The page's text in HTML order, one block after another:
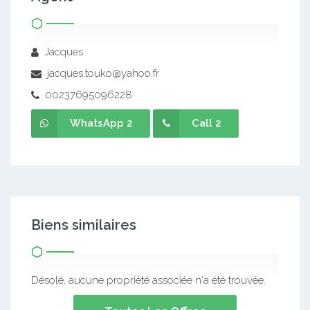
Jacques
jacques.touko@yahoo.fr
00237695096228
WhatsApp 2 Call 2
Biens similaires
Désolé, aucune propriété associée n'a été trouvée.